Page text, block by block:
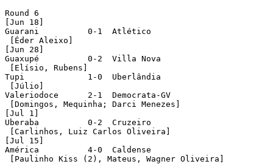
Round 6
[Jun 18]
Guarani		 0-1  Atlético
[Éder Aleixo]
[Jun 28]
Guaxupé		 0-2  Villa Nova
[Elísio, Rubens]
Tupi 	 	 1-0  Uberlândia
[Júlio]
Valeriodoce	 2-1  Democrata-GV
[Domingos, Mequinha; Darci Menezes]
[Jul 1]
Uberaba	 	 0-2  Cruzeiro
[Carlinhos, Luiz Carlos Oliveira]
[Jul 15]
América		 4-0  Caldense
[Paulinho Kiss (2), Mateus, Wagner Oliveira]